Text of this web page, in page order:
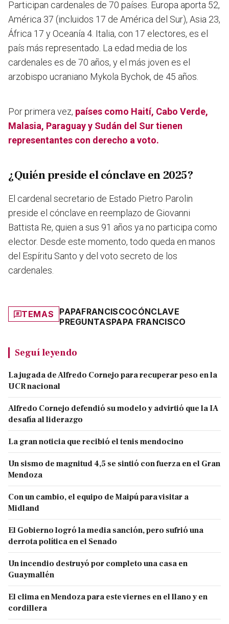
Participan cardenales de 70 países. Europa aporta 52,
América 37 (incluidos 17 de América del Sur), Asia 23,
África 17 y Oceanía 4. Italia, con 17 electores, es el
país más representado. La edad media de los
cardenales es de 70 años, y el más joven es el
arzobispo ucraniano Mykola Bychok, de 45 años.
Por primera vez, países como Haití, Cabo Verde,
Malasia, Paraguay y Sudán del Sur tienen
representantes con derecho a voto.
¿Quién preside el cónclave en 2025?
El cardenal secretario de Estado Pietro Parolin
preside el cónclave en reemplazo de Giovanni
Battista Re, quien a sus 91 años ya no participa como
elector. Desde este momento, todo queda en manos
del Espíritu Santo y del voto secreto de los
cardenales.
TEMAS PAPAFRANCISCOCÓNCLAVE
PREGUNTASPAPA FRANCISCO
Seguí leyendo
La jugada de Alfredo Cornejo para recuperar peso en la
UCR nacional
Alfredo Cornejo defendió su modelo y advirtió que la IA
desafía al liderazgo
La gran noticia que recibió el tenis mendocino
Un sismo de magnitud 4,5 se sintió con fuerza en el Gran
Mendoza
Con un cambio, el equipo de Maipú para visitar a
Midland
El Gobierno logró la media sanción, pero sufrió una
derrota política en el Senado
Un incendio destruyó por completo una casa en
Guaymallén
El clima en Mendoza para este viernes en el llano y en
cordillera